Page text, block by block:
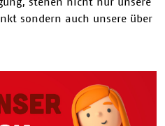
sondern auch unsere über